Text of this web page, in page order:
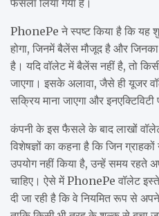
PhonePe ने स्पष्ट किया है कि यह
होगा, जिनमें बैलेंस मौजूद है और
है। यदि वॉलेट में बैलेंस नहीं है, तो
जाएगा। इसके अलावा, जैसे ही यूजर
सक्रिय माना जाएगा और इनएक्टिविटी
कंपनी के इस फैसले के बाद लाखों
विशेषज्ञों का कहना है कि जिन
उपयोग नहीं किया है, उन्हें समय रहते
चाहिए। ऐसे में PhonePe वॉलेट
दी जा रही है कि वे नियमित रूप से